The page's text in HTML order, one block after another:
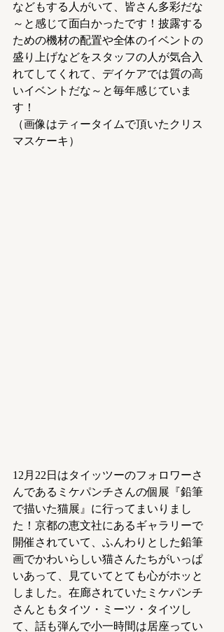
などもする人がいて、皆さん多彩だな
～と感じて面白かったです！披露する
ための機材の配置や全体のイベントの
盛り上げなどをスタッフの人が気合入
れてしてくれて、デイケアでは質の高
いイベントだな～と毎年感じていま
す！
（画像はティータイムで頂いたクリス
マスケーキ）
12月22日はタイッツーのフォロワーさ
んであるミケパンチさんの個展『鉛筆
で描いた猫展』に行ってまいりまし
た！京都の恵文社にあるギャラリーで
開催されていて、ふんわりとした鉛筆
画でかわいらしい猫さんたちがいっぱ
いあって、見ていてとても心がホッと
しました。在廊されていたミケパンチ
さんともタイツ・ミーツ・タイツし
て、話も弾んで小一時間は居座ってい